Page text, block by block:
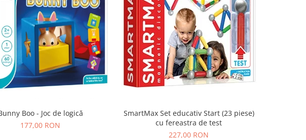
Boo - Joc de logică
177,00 RON
SmartMax Set educativ Start (23 piese)
cu fereastra de test
227,00 RON